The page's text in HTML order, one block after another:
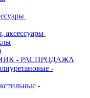
аксессуары
- РАСПРОДАЖА
-
-